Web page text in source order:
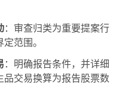
：审查归类为重要提案行
范围。
：明确报告条件，并详细
交易换算为报告股票数